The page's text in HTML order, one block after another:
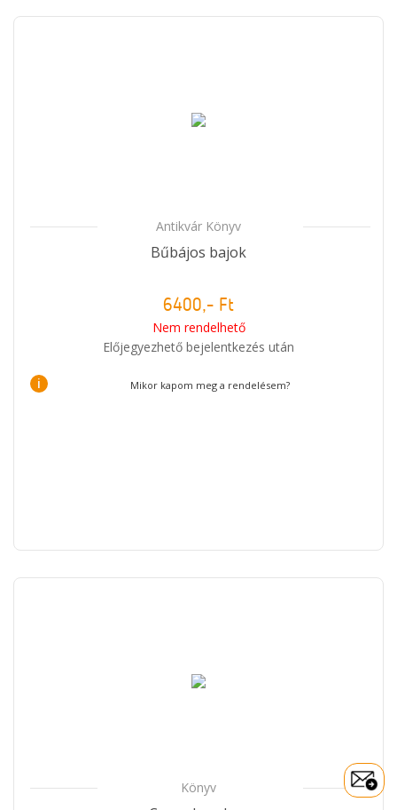
Antikvár Könyv
Bűbájos bajok
6400,- Ft
Nem rendelhető
Előjegyezhető bejelentkezés után
i Mikor kapom meg a rendelésem?
Könyv